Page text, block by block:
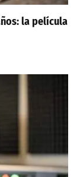
la película